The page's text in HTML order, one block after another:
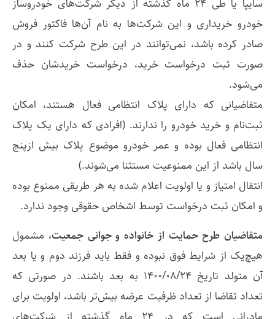
سایپا یا طی ۲۴ ماه گذشته از دیگر شرکت‌های خودروساز
خودرو خریداری و این شرکت‌ها به نام آن‌ها فاکتور فروش
صادر کرده باشد، نمی‌توانند در این طرح شرکت کنند و در
صورت ثبت درخواست خرید، درخواست خریدشان حذف
می‌شود.
متقاضیانی که دارای پلاک انتظامی فعال هستند، امکان
ثبت‌نام و خرید خودرو را ندارند. (افرادی که دارای یک پلاک
انتظامی فعال بوده و عمر خودرو موضوع پلاک بیش ازپنج
سال باشد از این ممنوعیت مستثنا می‌شوند.)
انتقال امتیاز و یا اولویت اعلام شده به هر طریقی ممنوع بوده
و امکان ثبت درخواست توسط اشخاص حقوقی وجود ندارد.
متقاضیان طرح حمایت از خانواده و جوانی جمعیت، مشمول
هیچ‌یک از شرایط فوق نبوده و فقط باید فرزند دوم و یا بعد
آن متولد تاریخ ۱۴۰۰/۰۸/۲۴ به بعد باشند. در صورتی که
تعداد تقاضا از تعداد ظرفیت عرضه بیش‌تر باشد، اولویت برای